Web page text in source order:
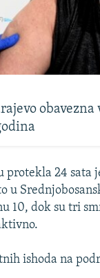
protekla 24 sata
u
10, dok su tri
ishoda na